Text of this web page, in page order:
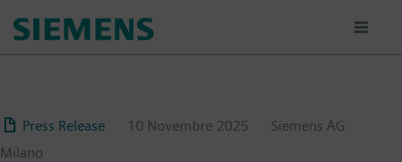
Press Release 10 Novembre 2025
Siemens AG
Milano